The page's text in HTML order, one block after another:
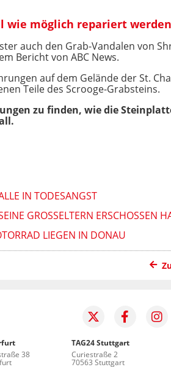
wie möglich repariert werden
auch den Grab-Vandalen von
Bericht von ABC News.
auf dem Gelände der St.
Teile des Scrooge-Grabsteins.
zu finden, wie die
IN TODESANGST
GROSSELTERN ERSCHOSSEN
LIEGEN IN DONAU
38
TAG24 Stuttgart
Curiestraße 2
70563 Stuttgart